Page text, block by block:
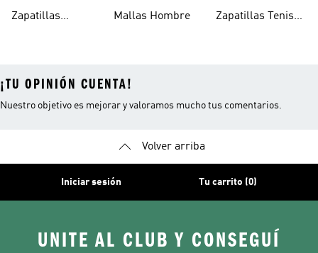
Zapatillas
Mallas Hombre
Zapatillas Tenis
¡TU OPINIÓN CUENTA!
Nuestro objetivo es mejorar y valoramos mucho tus comentarios.
Volver arriba
Iniciar sesión Tu carrito (0)
UNITE AL CLUB Y CONSEGUÍ